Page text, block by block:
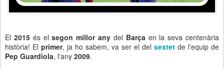
El 2015és elsegon millor any del Barça en la seva centenària
història! El primer, ja ho sabem, va ser el del sextet de l'equip de
Pep Guardiola, l'any 2009.